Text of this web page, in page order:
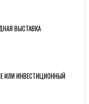
ВЫСТАВКА
ИЛИ ИНВЕСТИЦИОННЫЙ